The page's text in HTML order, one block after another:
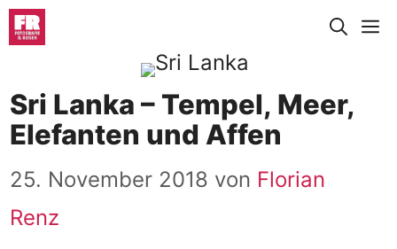
Zum
Inhalt
Sri Lanka – Tempel, Meer,
Elefanten und Affen
25. November 2018 von Florian
Renz